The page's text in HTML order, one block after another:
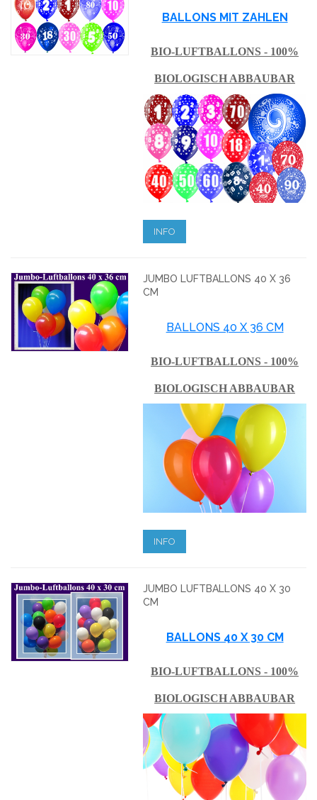
BALLONS MIT ZAHLEN
BIO-LUFTBALLONS - 100%
BIOLOGISCH ABBAUBAR
INFO
JUMBO LUFTBALLONS 40 X 36
CM
BALLONS 40 X 36 CM
BIO-LUFTBALLONS - 100%
BIOLOGISCH ABBAUBAR
INFO
JUMBO LUFTBALLONS 40 X 30
CM
BALLONS 40 X 30 CM
BIO-LUFTBALLONS - 100%
BIOLOGISCH ABBAUBAR